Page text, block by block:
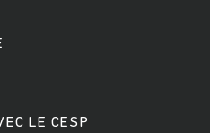
LE CESP